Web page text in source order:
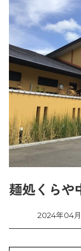
麺処くらや
2024年04